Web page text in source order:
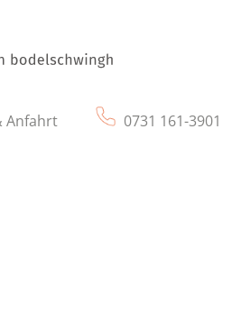
Anfahrt 0731 161-3901
Beeinträchtigung